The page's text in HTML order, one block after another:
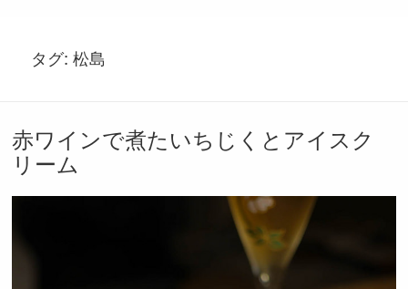
タグ:松島
赤ワインで煮たいちじくとアイスク
リーム